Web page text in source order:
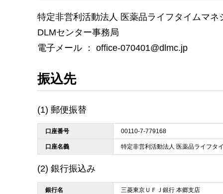
特定非営利活動法人 医薬品ライフタイムマネ
DLMセンター事務局
電子メール ： office-070401@dlmc.jp
振込先
(1) 郵便振替
口座番号 00110-7-779168
口座名義 特定非営利活動法人 医薬品ライフタ
(2) 銀行振込み
銀行名 三菱東京ＵＦＪ銀行 本郷支店